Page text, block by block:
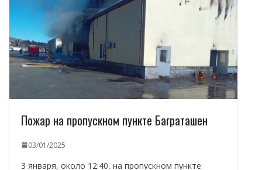
Пожар на пропускном пункте Баграташен
03/01/2025
3 января, около 12:40, на пропускном пункте